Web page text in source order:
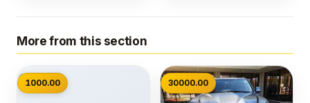
More from this section
📷
1000.00 30000.00